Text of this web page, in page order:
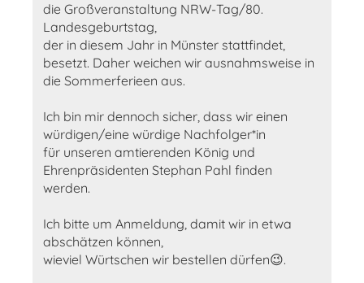
die Großveranstaltung NRW-Tag/80.
Landesgeburtstag,
der in diesem Jahr in Münster stattfindet,
besetzt. Daher weichen wir ausnahmsweise in
die Sommerferieen aus.
Ich bin mir dennoch sicher, dass wir einen
würdigen/eine würdige Nachfolger*in
für unseren amtierenden König und
Ehrenpräsidenten Stephan Pahl finden
werden.
Ich bitte um Anmeldung, damit wir in etwa
abschätzen können,
wieviel Würtschen wir bestellen dürfen😉.